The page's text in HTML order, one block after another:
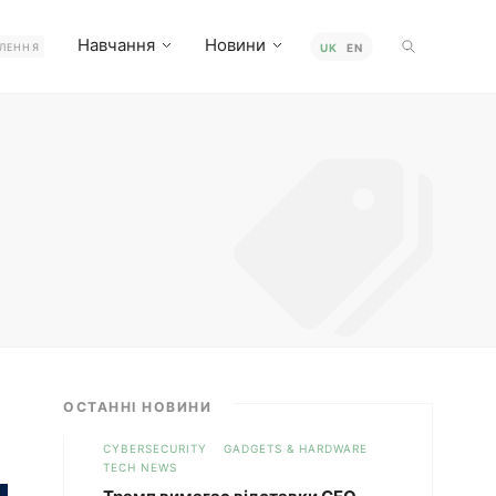
Навчання Новини UK EN
ОСТАННІ НОВИНИ
CYBERSECURITY
GADGETS & HARDWARE
TECH NEWS